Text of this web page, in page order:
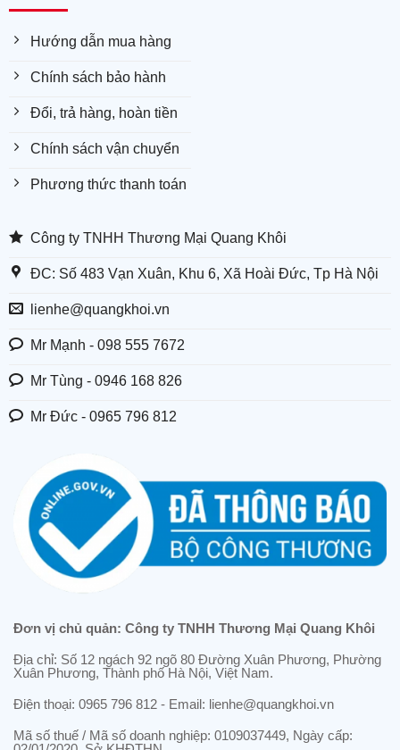
Hướng dẫn mua hàng
Chính sách bảo hành
Đổi, trả hàng, hoàn tiền
Chính sách vận chuyển
Phương thức thanh toán
Công ty TNHH Thương Mại Quang Khôi
ĐC: Số 483 Vạn Xuân, Khu 6, Xã Hoài Đức, Tp Hà Nội
lienhe@quangkhoi.vn
Mr Mạnh - 098 555 7672
Mr Tùng - 0946 168 826
Mr Đức - 0965 796 812
Đơn vị chủ quản: Công ty TNHH Thương Mại Quang Khôi
Địa chỉ: Số 12 ngách 92 ngõ 80 Đường Xuân Phương, Phường
Xuân Phương, Thành phố Hà Nội, Việt Nam.
Điện thoại: 0965 796 812 - Email: lienhe@quangkhoi.vn
Mã số thuế / Mã số doanh nghiệp: 0109037449, Ngày cấp: